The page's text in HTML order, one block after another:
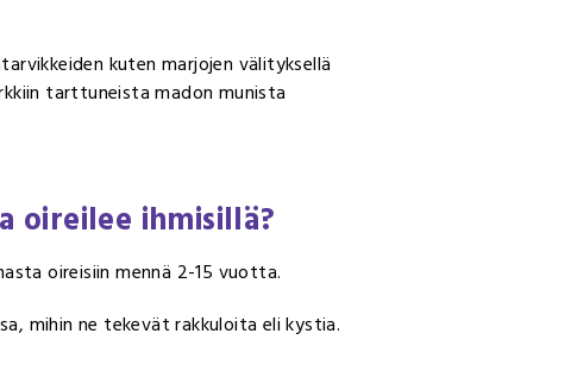
kuten marjojen välityksellä
tarttuneista madon munista
ihmisillä?
oireisiin mennä 2-15 vuotta.
mihin ne tekevät rakkuloita eli kystia.